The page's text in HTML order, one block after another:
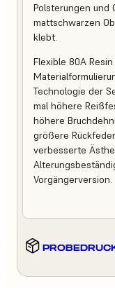
Polsterungen und
mattschwarzen
klebt.
Flexible 80A
Technologie der
mal höhere
höhere
größere
verbesserte
Vorgängerversion.